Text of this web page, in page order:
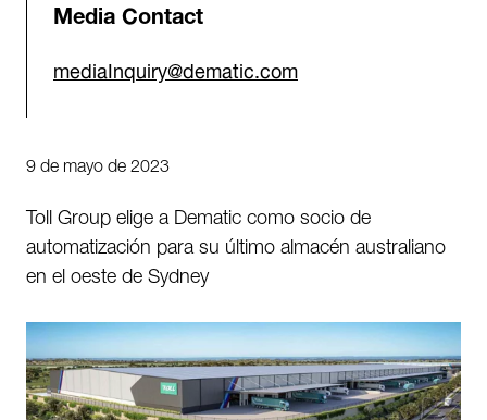
Media Contact
mediaInquiry@dematic.com
9 de mayo de 2023
Toll Group elige a Dematic como socio de
automatización para su último almacén australiano
en el oeste de Sydney